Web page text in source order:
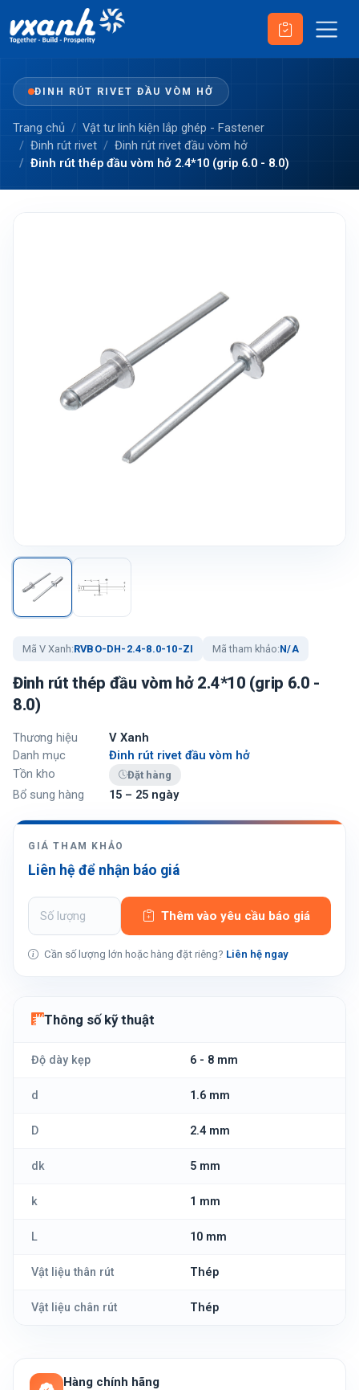
ĐINH RÚT RIVET ĐẦU VÒM HỞ
Trang chủ
Vật tư linh kiện lắp ghép - Fastener
Đinh rút rivet
Đinh rút rivet đầu vòm hở
Đinh rút thép đầu vòm hở 2.4*10 (grip 6.0 - 8.0)
Mã V Xanh:RVBO-DH-2.4-8.0-10-ZI Mã tham khảo:N/A
Đinh rút thép đầu vòm hở 2.4*10 (grip 6.0 -
8.0)
Thương hiệu
V Xanh
Danh mục
Đinh rút rivet đầu vòm hở
Tồn kho
Đặt hàng
Bổ sung hàng 15 – 25 ngày
GIÁ THAM KHẢO
Liên hệ để nhận báo giá
Thêm vào yêu cầu báo giá
Cần số lượng lớn hoặc hàng đặt riêng? Liên hệ ngay
Thông số kỹ thuật
Độ dày kẹp 6 - 8 mm
d 1.6 mm
D 2.4 mm
dk 5 mm
k 1 mm
L 10 mm
Vật liệu thân rút Thép
Vật liệu chân rút Thép
Hàng chính hãng